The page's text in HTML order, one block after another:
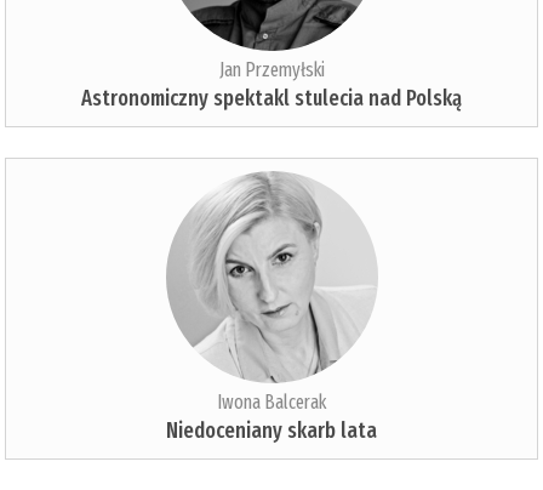
Jan Przemyłski
Astronomiczny spektakl stulecia nad Polską
Iwona Balcerak
Niedoceniany skarb lata